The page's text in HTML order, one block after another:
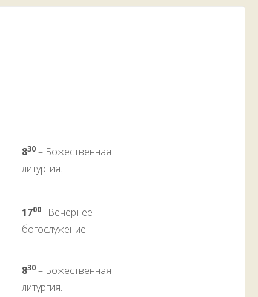
830 – Божественная
литургия.
1700–Вечернее
богослужение
830 – Божественная
литургия.